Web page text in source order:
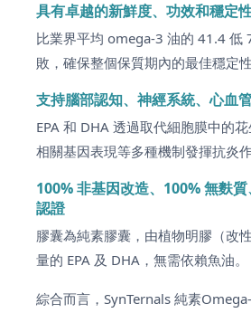
具有卓越的新鮮度、功效和穩
比業界平均 omega-3 油的 41.4 低
敗，確保整個保質期內的最佳穩定
支持腦部認知、神經系統、心血
EPA 和 DHA 透過取代細胞膜中的
相關基因表現等多種機制發揮抗炎作
100% 非基因改造、100% 無麩
認證
膠囊為純素膠囊，由植物明膠（改
量的 EPA 及 DHA，無需依賴魚油。
綜合而言，SynTernals 純素